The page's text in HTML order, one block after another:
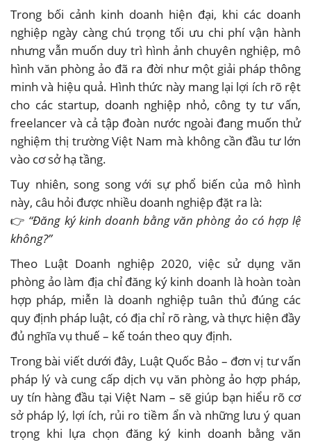
Trong bối cảnh kinh doanh hiện đại, khi các doanh
nghiệp ngày càng chú trọng tối ưu chi phí vận hành
nhưng vẫn muốn duy trì hình ảnh chuyên nghiệp, mô
hình văn phòng ảo đã ra đời như một giải pháp thông
minh và hiệu quả. Hình thức này mang lại lợi ích rõ rệt
cho các startup, doanh nghiệp nhỏ, công ty tư vấn,
freelancer và cả tập đoàn nước ngoài đang muốn thử
nghiệm thị trường Việt Nam mà không cần đầu tư lớn
vào cơ sở hạ tầng.
Tuy nhiên, song song với sự phổ biến của mô hình
này, câu hỏi được nhiều doanh nghiệp đặt ra là:
👉 “Đăng ký kinh doanh bằng văn phòng ảo có hợp lệ
không?”
Theo Luật Doanh nghiệp 2020, việc sử dụng văn
phòng ảo làm địa chỉ đăng ký kinh doanh là hoàn toàn
hợp pháp, miễn là doanh nghiệp tuân thủ đúng các
quy định pháp luật, có địa chỉ rõ ràng, và thực hiện đầy
đủ nghĩa vụ thuế – kế toán theo quy định.
Trong bài viết dưới đây, Luật Quốc Bảo – đơn vị tư vấn
pháp lý và cung cấp dịch vụ văn phòng ảo hợp pháp,
uy tín hàng đầu tại Việt Nam – sẽ giúp bạn hiểu rõ cơ
sở pháp lý, lợi ích, rủi ro tiềm ẩn và những lưu ý quan
trọng khi lựa chọn đăng ký kinh doanh bằng văn